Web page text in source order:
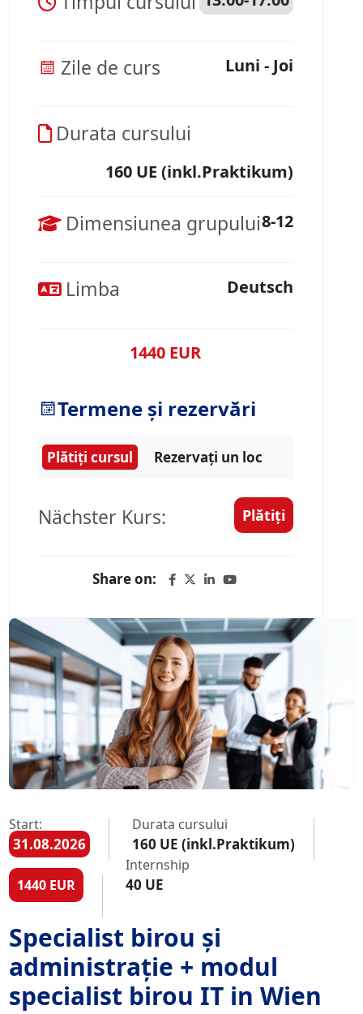
Zile de curs Luni - Joi
Durata cursului
160 UE (inkl.Praktikum)
Dimensiunea grupului8-12
Limba Deutsch
1440 EUR
Termene și rezervări
Plătiți cursul Rezervați un loc
Nächster Kurs: Plătiți
Share on:
Start:
31.08.2026
Durata cursului
160 UE (inkl.Praktikum)
1440 EUR
Internship
40 UE
Specialist birou și
administrație + modul
specialist birou IT in Wien